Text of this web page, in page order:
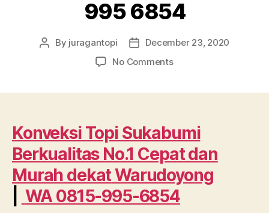
995 6854
Post
By juragantopi
PostDecember 23, 2020
No Commentson
No.1
Cepat
dan
dekat
Warudoyong
WA
Konveksi Topi Sukabumi
Berkualitas No.1 Cepat dan
Murah dekatWarudoyong
WA 0815-995-6854